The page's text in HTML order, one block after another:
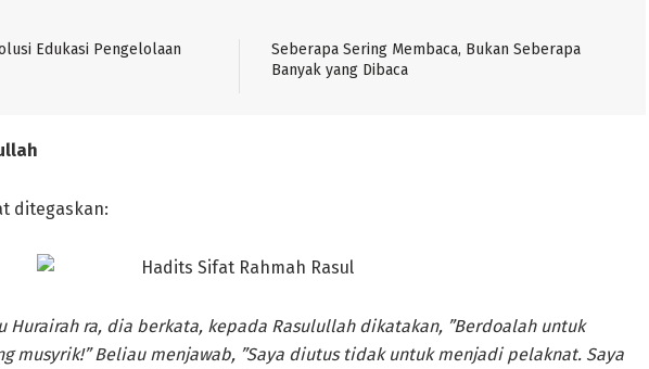
Edukasi Pengelolaan
Seberapa Sering Membaca, Bukan Seberapa
Banyak yang Dibaca
ditegaskan:
Hurairah ra, dia berkata, kepada Rasulullah dikatakan, ”Berdoalah untuk
musyrik!” Beliau menjawab, ”Saya diutus tidak untuk menjadi pelaknat. Saya